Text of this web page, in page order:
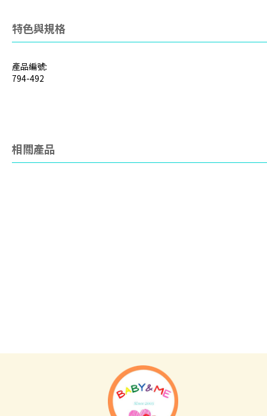
特色與規格
產品編號:
794-492
相關產品